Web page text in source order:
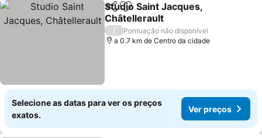
PartilharAdicionar aos favoritos
Studio Saint Jacques,
Châtellerault
/
Pontuação não disponível
a 0.7 km de Centro da cidade
Selecione as datas para ver os preços
exatos.
Ver preços